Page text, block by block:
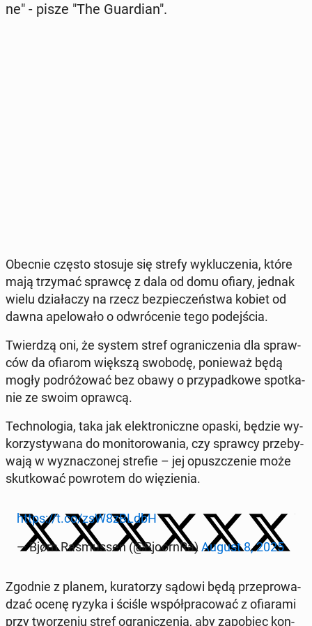
ne" - pisze "The Gu­ar­dian".
Obecnie często stosuje się strefy wy­klu­cze­nia, które
mają trzymać sprawcę z dala od domu ofiary, jednak
wielu dzia­ła­czy na rzecz bez­pie­czeń­stwa kobiet od
dawna ape­lo­wa­ło o od­wró­ce­nie tego po­dej­ścia.
Twier­dzą oni, że system stref ogra­ni­cze­nia dla spraw­
ców da ofiarom większą swobodę, po­nie­waż będą
mogły po­dró­żo­wać bez obawy o przy­pad­ko­we spo­tka­
nie ze swoim oprawcą.
Tech­no­lo­gia, taka jak elek­tro­nicz­ne opaski, będzie wy­
ko­rzy­sty­wa­na do mo­ni­to­ro­wa­nia, czy sprawcy prze­by­
wa­ją w wy­zna­czo­nej strefie – jej opusz­cze­nie może
skut­ko­wać po­wro­tem do wię­zie­nia.
https://t.co/zsW8zBLdbH
— Bjørn Ra­smus­sen (@Bjo­orn­Ra) August 8, 2025
Zgodnie z planem, ku­ra­to­rzy sądowi będą prze­pro­wa­
dzać ocenę ryzyka i ściśle współ­pra­co­wać z ofia­ra­mi
przy two­rze­niu stref ogra­ni­cze­nia, aby za­po­biec kon­